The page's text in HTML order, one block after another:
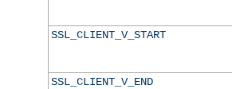
SSL_CLIENT_V_START
SSL_CLIENT_V_END